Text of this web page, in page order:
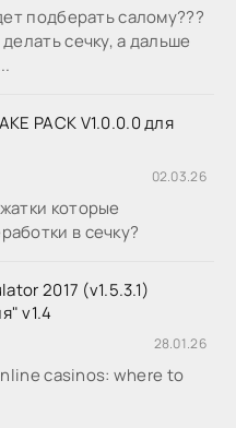
подберать салому???
сечку, а дальше
PACK V1.0.0.0 для
02.03.26
которые
в сечку?
2017 (v1.5.3.1)
v1.4
28.01.26
casinos: where to